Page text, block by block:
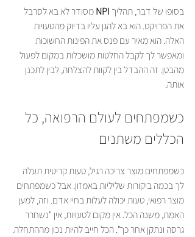
בסופו של דבר, תהליך NPI מסודר לא בא לסרבל
את הפרויקט. הוא בא להגן עליו בדיוק מהטעויות
האלה. הוא מאיר עם פנס את הפינות החשוכות
ומאפשר לך לקבל החלטות מושכלות במקום לפעול
מהבטן. זה ההבדל בין לקוות להצלחה, לבין לתכנן
אותה.
כשמפתחים לעולם הרפואה, כל
הכללים משתנים
כשמפתחים מוצר צריכה רגיל, טעות קריטית תעלה
לך בכמה ביקורות שליליות באמזון. אבל כשמפתחים
מוצר רפואי, טעות יכולה לעלות בחיי אדם. וזה, למען
האמת, משנה הכל. אין מקום לטעויות, אין "נשחרר
גרסה ונתקן אחר כך". הכל חייב להיות נכון מההתחלה.